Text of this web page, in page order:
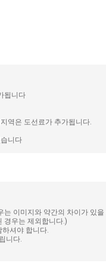
됩니다
역은 도선료가 추가됩니다.
니다
이미지와 약간의 차이가 있을
경우는 제외합니다.)
셔야 합니다.
니다.